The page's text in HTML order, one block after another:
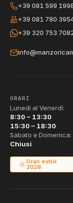
+39 081 599
+39 081 780
+39 320 753
ORARI
Lunedì al Venerdì:
8:30 – 13:30
15:30 – 18:30
Sabato e Domenica:
Chiusi
Orari estivi
2026